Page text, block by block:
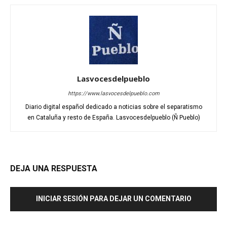
Lasvocesdelpueblo
https://www.lasvocesdelpueblo.com
Diario digital español dedicado a noticias sobre el separatismo
en Cataluña y resto de España. Lasvocesdelpueblo (Ñ Pueblo)
DEJA UNA RESPUESTA
INICIAR SESIÓN PARA DEJAR UN COMENTARIO